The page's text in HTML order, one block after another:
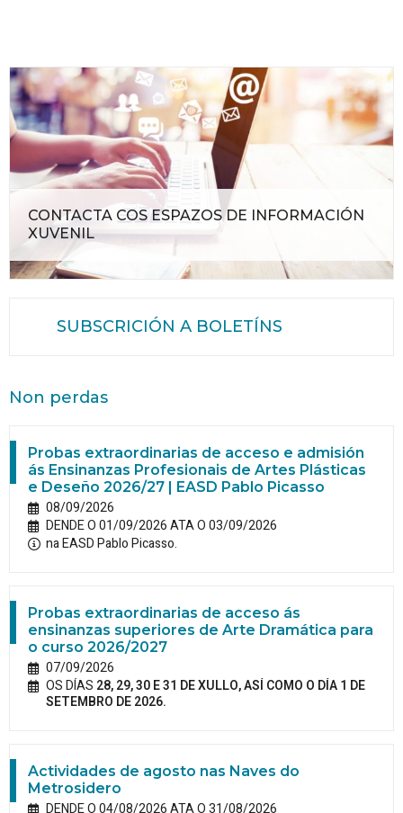
CONTACTA COS ESPAZOS DE INFORMACIÓN
XUVENIL
SUBSCRICIÓN A BOLETÍNS
Non perdas
Probas extraordinarias de acceso e admisión
ás Ensinanzas Profesionais de Artes Plásticas
e Deseño 2026/27 | EASD Pablo Picasso
08/09/2026
DENDE O 01/09/2026 ATA O 03/09/2026
na EASD Pablo Picasso.
Probas extraordinarias de acceso ás
ensinanzas superiores de Arte Dramática para
o curso 2026/2027
07/09/2026
OS DÍAS 28, 29, 30 E 31 DE XULLO, ASÍ COMO O DÍA 1 DE
SETEMBRO DE 2026.
Actividades de agosto nas Naves do
Metrosidero
DENDE O 04/08/2026 ATA O 31/08/2026